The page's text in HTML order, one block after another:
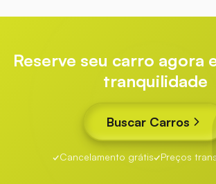
Reserve seu carro agora
tranquilidade
Buscar Carros
Cancelamento grátis Preços